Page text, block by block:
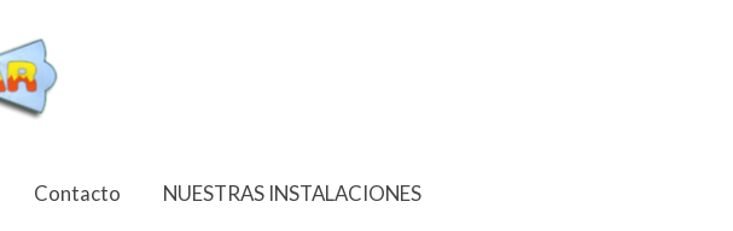
Contacto
NUESTRAS INSTALACIONES